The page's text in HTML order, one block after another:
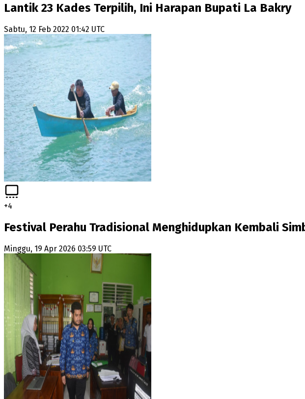
Lantik 23 Kades Terpilih, Ini Harapan Bupati La Bakry
Sabtu, 12 Feb 2022 01:42 UTC
+4
Festival Perahu Tradisional Menghidupkan Kembali
Minggu, 19 Apr 2026 03:59 UTC